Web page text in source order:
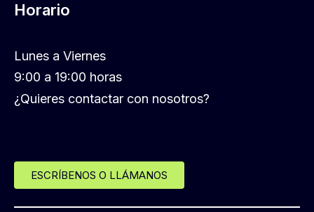
Horario
Lunes a Viernes
9:00 a 19:00 horas
¿Quieres contactar con nosotros?
ESCRÍBENOS O LLÁMANOS